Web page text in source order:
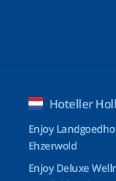
Hoteller
Enjoy
Ehzerwold
Enjoy Deluxe